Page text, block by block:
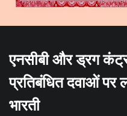
एनसीबी और ड्रग
प्रतिबंधित दवाओं पर
भारती